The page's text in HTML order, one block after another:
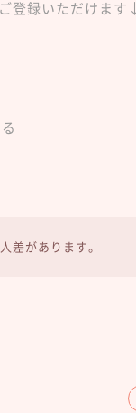
登録いただけます
差があります。